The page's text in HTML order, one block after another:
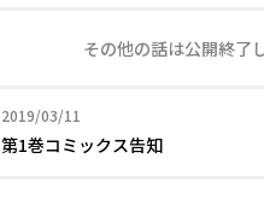
その他の話は公開終了
2019/03/11
2019年03月11日
第1巻コミックス告知